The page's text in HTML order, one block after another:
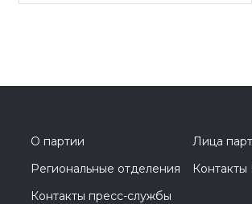
О партии
Лица
Региональные отделения
Контакты пресс-службы